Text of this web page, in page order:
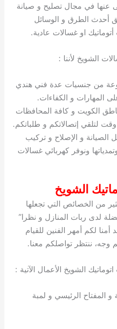
عنها في مجال تصليح و صيانة
أحدث الطرق و الوسائل
او غسالات عادية.
الشويخ لأننا :
من جنسيات عدة فني هندي
المهارات و الكفاءات.
الكويت و كافة المحافظات
لتلقي إتصالاتكم و طلباتكم.
الصيانة و الإصلاح و تركيب
ونوفر كهربائي غسالات
الشويخ
من الخصائص التي تجعلها
لدى ربات المنازل و نظرا”
لكم أمهر الفنين للقيام
وجه، ننتظر تواصلكم معنا.
الشويخ الأعمال الآتية :
المفتاح الرئيسي و لمبة